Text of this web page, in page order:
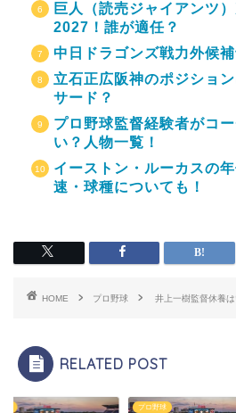
巨人（読売ジャイアンツ
2027！誰が適任？
中日ドラゴンズ戦力外候
立石正広阪神のポジショ
サード？
プロ野球監督経験者がコ
い？人物一覧！
イーストン・ルーカスの
速・球種についても！
HOME プロ野球 井上一樹監督休養
RELATED POST
プロ野球